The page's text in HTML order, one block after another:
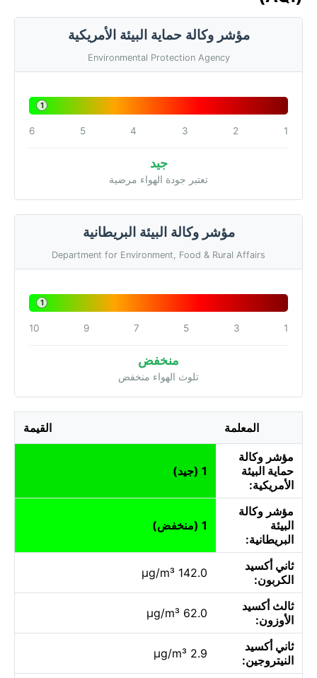
مؤشر وكالة حماية البيئة الأمريكية
Environmental Protection Agency
1
1
2
3
4
5
6
جيد
تعتبر جودة الهواء مرضية
مؤشر وكالة البيئة البريطانية
Department for Environment, Food & Rural Affairs
1
1
3
5
7
9
10
منخفض
تلوث الهواء منخفض
المعلمة القيمة
مؤشر وكالة
حماية البيئة
الأمريكية:
1 (جيد)
مؤشر وكالة
البيئة
البريطانية:
1 (منخفض)
ثاني أكسيد
الكربون:
142.0 µg/m³
ثالث أكسيد
الأوزون:
62.0 µg/m³
ثاني أكسيد
النيتروجين:
2.9 µg/m³